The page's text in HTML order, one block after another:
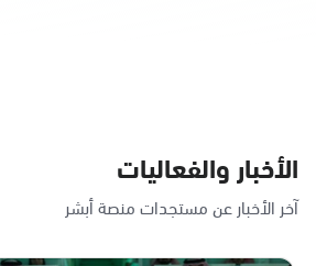
الدمام, الدمام - لولو مول
الأحد - الخميس (08:00-14:30)
الأخبار والفعاليات
آخر الأخبار عن مستجدات منصة أبشر